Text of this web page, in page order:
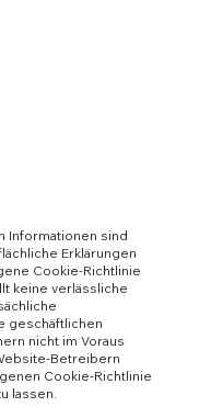
Informationen sind
Erklärungen
Cookie-Richtlinie
keine verlässliche
geschäftlichen
nicht im Voraus
Betreibern
Cookie-Richtlinie
lassen.